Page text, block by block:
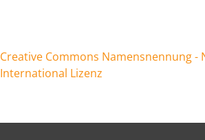
Creative Commons Namensnennung
International Lizenz